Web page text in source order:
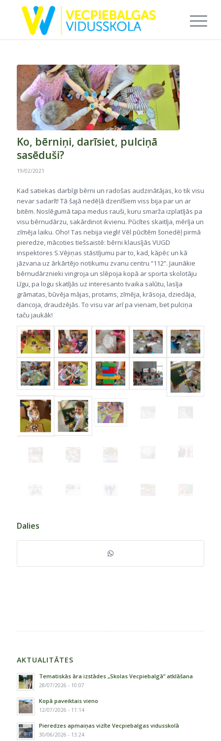
Ko, bērniņi, darīsiet, pulciņā
sasēduši?
19/02/2021
Kad satiekas darbīgi bērni un radošas audzinātājas, ko tik visu
nevar sadarīt! Tā šajā nedēļā dzenīšiem viss bija par un ar
bitēm. Noslēgumā tapa medus rauši, kuru smarža izplatījās pa
visu bērnudārzu, sakārdinot ikvienu. Pūcītes skaitīja, mērīja un
zīmēja laiku. Oho! Tas nebija viegli! Vēl pūcītēm šonedēļ pirmā
pieredze, mācoties tiešsaistē: bērni klausījās VUGD
inspektores S.Vējiņas stāstījumu par to, kad, kāpēc un kā
jāzvana uz ārkārtējo notikumu zvanu centru “112”. Jaunākie
bērnudārznieki vingroja un slēpoja kopā ar sporta skolotāju
Līgu, pa logu skatījās uz interesanto tvaika salūtu, lasīja
grāmatas, būvēja mājas, protams, zīmēja, krāsoja, dziedāja,
dancoja, draudzējās. To visu var arī pa vienam, bet pulciņa
taču jaukāk!
Dalies
AKTUALITĀTES
Tematiskās āra izstādes „Skolas Vecpiebalgā” atklāšana
28/07/2026 - 10:07
Kopā paveiktais vieno
12/07/2026 - 11:14
Pieredzes apmaiņas vizīte Vecpiebalgas vidusskolā
30/06/2026 - 13:24